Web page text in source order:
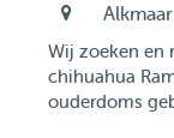
Alkmaar
Wij zoeken en
chihuahua
ouderdoms